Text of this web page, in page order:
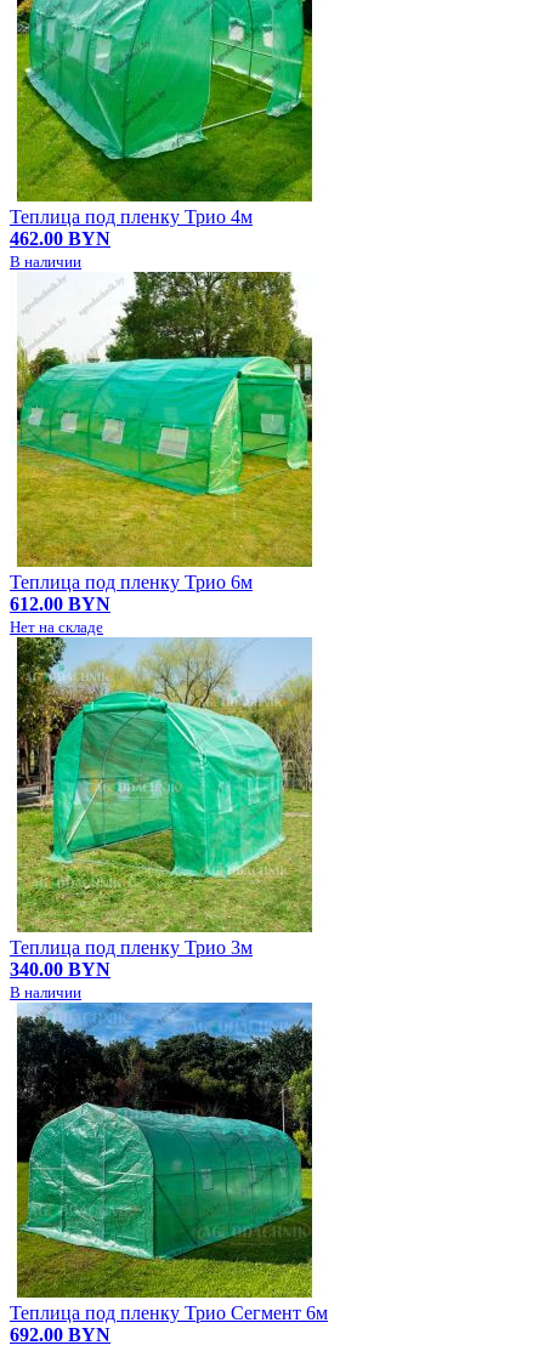
Теплица под пленку Трио 4м
462.00 BYN
В наличии
Теплица под пленку Трио 6м
612.00 BYN
Нет на складе
Теплица под пленку Трио 3м
340.00 BYN
В наличии
Теплица под пленку Трио Сегмент 6м
692.00 BYN